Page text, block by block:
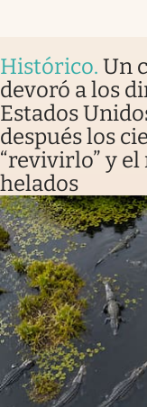
Histórico. Un
devoró a los
Estados
después los
“revivirlo” y
helados